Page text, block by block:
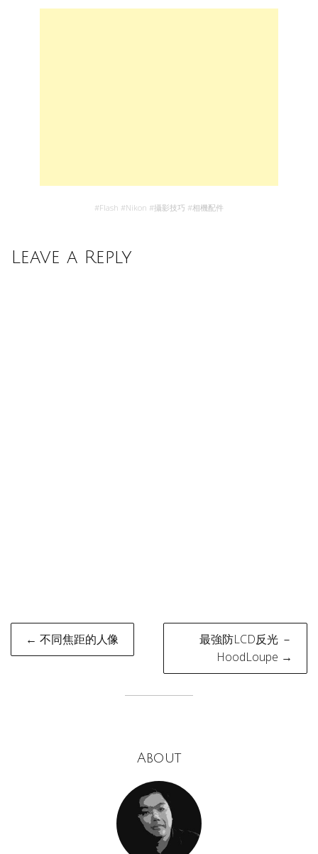
#Flash #Nikon #攝影技巧 #相機配件
Leave a Reply
Post
navigation
← 不同焦距的人像
最強防LCD反光 －
HoodLoupe →
About